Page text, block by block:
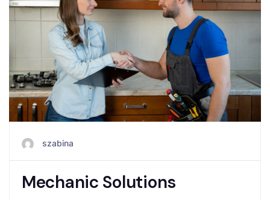
szabina
Mechanic Solutions